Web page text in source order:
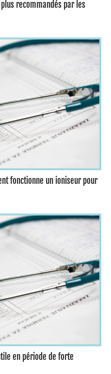
recommandés par les
fonctionne un ioniseur pour
en période de forte